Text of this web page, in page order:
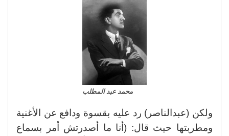
محمد عبد المطلب
ولكن (عبدالناصر) رد عليه بقسوة ودافع عن الأغنية
ومطربتها حيث قال: (أنا ما أصدرتش أمر بسماع